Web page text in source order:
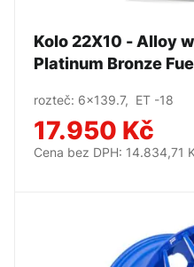
Kolo 22X10 - Alloy
rozteč: 6x139.7, ET -18
17.950 Kč
Cena bez DPH: 14.834,71